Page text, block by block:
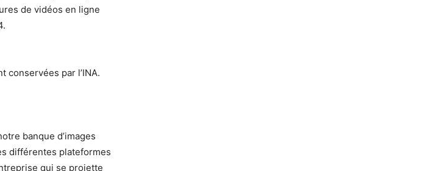
de vidéos en ligne
conservées par l’INA.
banque d’images
différentes plateformes
qui se projette